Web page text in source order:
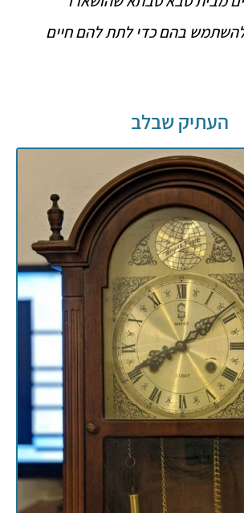
בהם כדי לתת להם חיים
העתיק שבלב